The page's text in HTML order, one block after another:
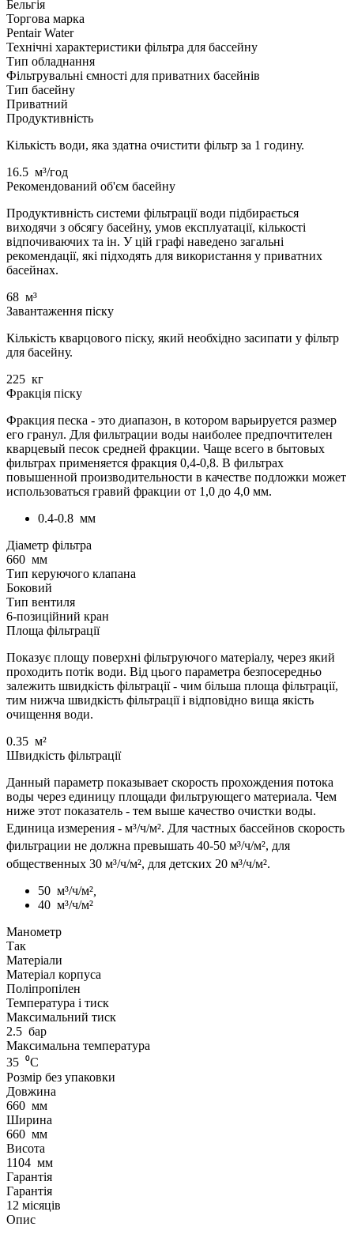
Бельгія
Торгова марка
Pentair Water
Технічні характеристики фільтра для бассейну
Тип обладнання
Фільтрувальні ємності для приватних басейнів
Тип басейну
Приватний
Продуктивність
Кількість води, яка здатна очистити фільтр за 1 годину.
16.5 м³/год
Рекомендований об'єм басейну
Продуктивність системи фільтрації води підбирається
виходячи з обсягу басейну, умов експлуатації, кількості
відпочиваючих та ін. У цій графі наведено загальні
рекомендації, які підходять для використання у приватних
басейнах.
68 м³
Завантаження піску
Кількість кварцового піску, який необхідно засипати у фільтр
для басейну.
225 кг
Фракція піску
Фракция песка - это диапазон, в котором варьируется размер
его гранул. Для фильтрации воды наиболее предпочтителен
кварцевый песок средней фракции. Чаще всего в бытовых
фильтрах применяется фракция 0,4-0,8. В фильтрах
повышенной производительности в качестве подложки может
использоваться гравий фракции от 1,0 до 4,0 мм.
0.4-0.8 мм
Діаметр фільтра
660 мм
Тип керуючого клапана
Боковий
Тип вентиля
6-позиційний кран
Площа фільтрації
Показує площу поверхні фільтруючого матеріалу, через який
проходить потік води. Від цього параметра безпосередньо
залежить швидкість фільтрації - чим більша площа фільтрації,
тим нижча швидкість фільтрації і відповідно вища якість
очищення води.
0.35 м²
Швидкість фільтрації
Данный параметр показывает скорость прохождения потока
воды через единицу площади фильтрующего материала. Чем
ниже этот показатель - тем выше качество очистки воды.
Единица измерения - м³/ч/м². Для частных бассейнов скорость
фильтрации не должна превышать 40-50 м³/ч/м², для
общественных 30 м³/ч/м², для детских 20 м³/ч/м².
50 м³/ч/м²
40 м³/ч/м²
Манометр
Так
Матеріали
Матеріал корпуса
Поліпропілен
Температура і тиск
Максимальний тиск
2.5 бар
Максимальна температура
35 ⁰С
Розмір без упаковки
Довжина
660 мм
Ширина
660 мм
Висота
1104 мм
Гарантія
Гарантія
12 місяців
Опис